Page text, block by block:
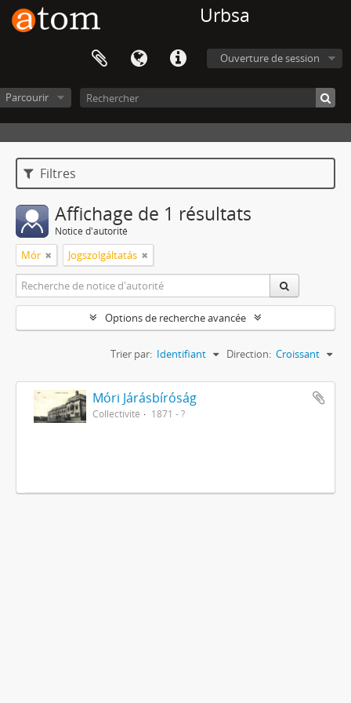
Urbsa
Ouverture de session
Parcourir
Filtres
Affichage de 1 résultats
Notice d'autorité
Mór Jogszolgáltatás
Options de recherche avancée
Trier par: Identifiant Direction: Croissant
Móri Járásbíróság
Collectivité 1871 - ?